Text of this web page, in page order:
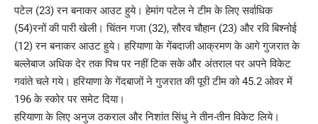
पटेल (23) रन बनाकर आउट हुये। हेमांग पटेल ने टीम के लिए सर्वाधिक
(54)रनों की पारी खेली। चिंतन गजा (32), सौरव चौहान (23) और रवि बिश्नोई
(12) रन बनाकर आउट हुये। हरियाणा के गेंबदाजी आक्रमण के आगे गुजरात के
बल्लेबाज अधिक देर तक पिच पर नहीं टिक सके और अंतराल पर अपने विकेट
गवांते चले गये। हरियाणा के गेंदबाजों ने गुजरात की पूरी टीम को 45.2 ओवर में
196 के स्कोर पर समेट दिया।
हरियाणा के लिए अनुज ठकराल और निशांत सिंधु ने तीन-तीन विकेट लिये।